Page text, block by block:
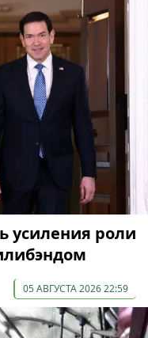
усиления роли
05 АВГУСТА 2026 22:59